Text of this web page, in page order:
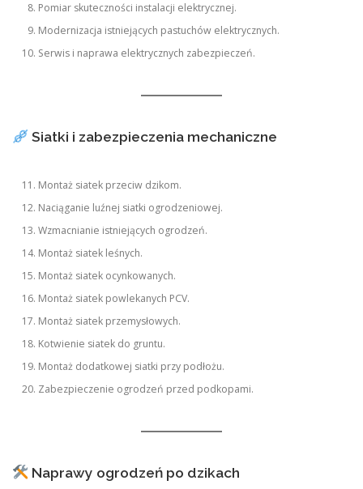
Pomiar skuteczności instalacji elektrycznej.
Modernizacja istniejących pastuchów elektrycznych.
Serwis i naprawa elektrycznych zabezpieczeń.
Siatki i zabezpieczenia mechaniczne
Montaż siatek przeciw dzikom.
Naciąganie luźnej siatki ogrodzeniowej.
Wzmacnianie istniejących ogrodzeń.
Montaż siatek leśnych.
Montaż siatek ocynkowanych.
Montaż siatek powlekanych PCV.
Montaż siatek przemysłowych.
Kotwienie siatek do gruntu.
Montaż dodatkowej siatki przy podłożu.
Zabezpieczenie ogrodzeń przed podkopami.
Naprawy ogrodzeń po dzikach